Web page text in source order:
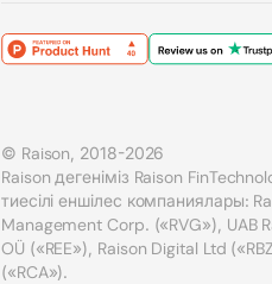
© Raison, 2018-2026
Raison дегеніміз Raison
тиесілі еншілес компаниялары:
Management Corp. («RVG»), UAB
OÜ («REE»), Raison Digital Ltd
(«RCA»).